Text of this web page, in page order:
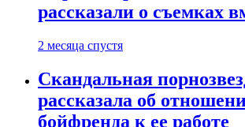
рассказали о съемках
2 месяца спустя
Скандальная
рассказала об
бойфренда к ее работе